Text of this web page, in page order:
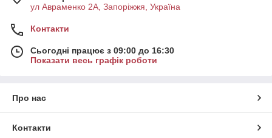
ул Авраменко 2А, Запоріжжя, Україна
Контакти
Сьогодні працює з 09:00 до 16:30
Показати весь графік роботи
Про нас
Контакти